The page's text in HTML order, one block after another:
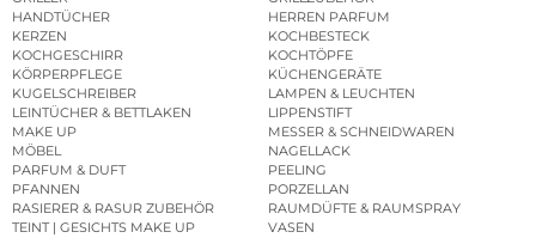
HANDTÜCHER
HERREN PARFUM
KERZEN
KOCHBESTECK
KOCHGESCHIRR
KOCHTÖPFE
KÖRPERPFLEGE
KÜCHENGERÄTE
KUGELSCHREIBER
LAMPEN & LEUCHTEN
LEINTÜCHER & BETTLAKEN
LIPPENSTIFT
MAKE UP
MESSER & SCHNEIDWAREN
MÖBEL
NAGELLACK
PARFUM & DUFT
PEELING
PFANNEN
PORZELLAN
RASIERER & RASUR ZUBEHÖR
RAUMDÜFTE & RAUMSPRAY
TEINT | GESICHTS MAKE UP
VASEN